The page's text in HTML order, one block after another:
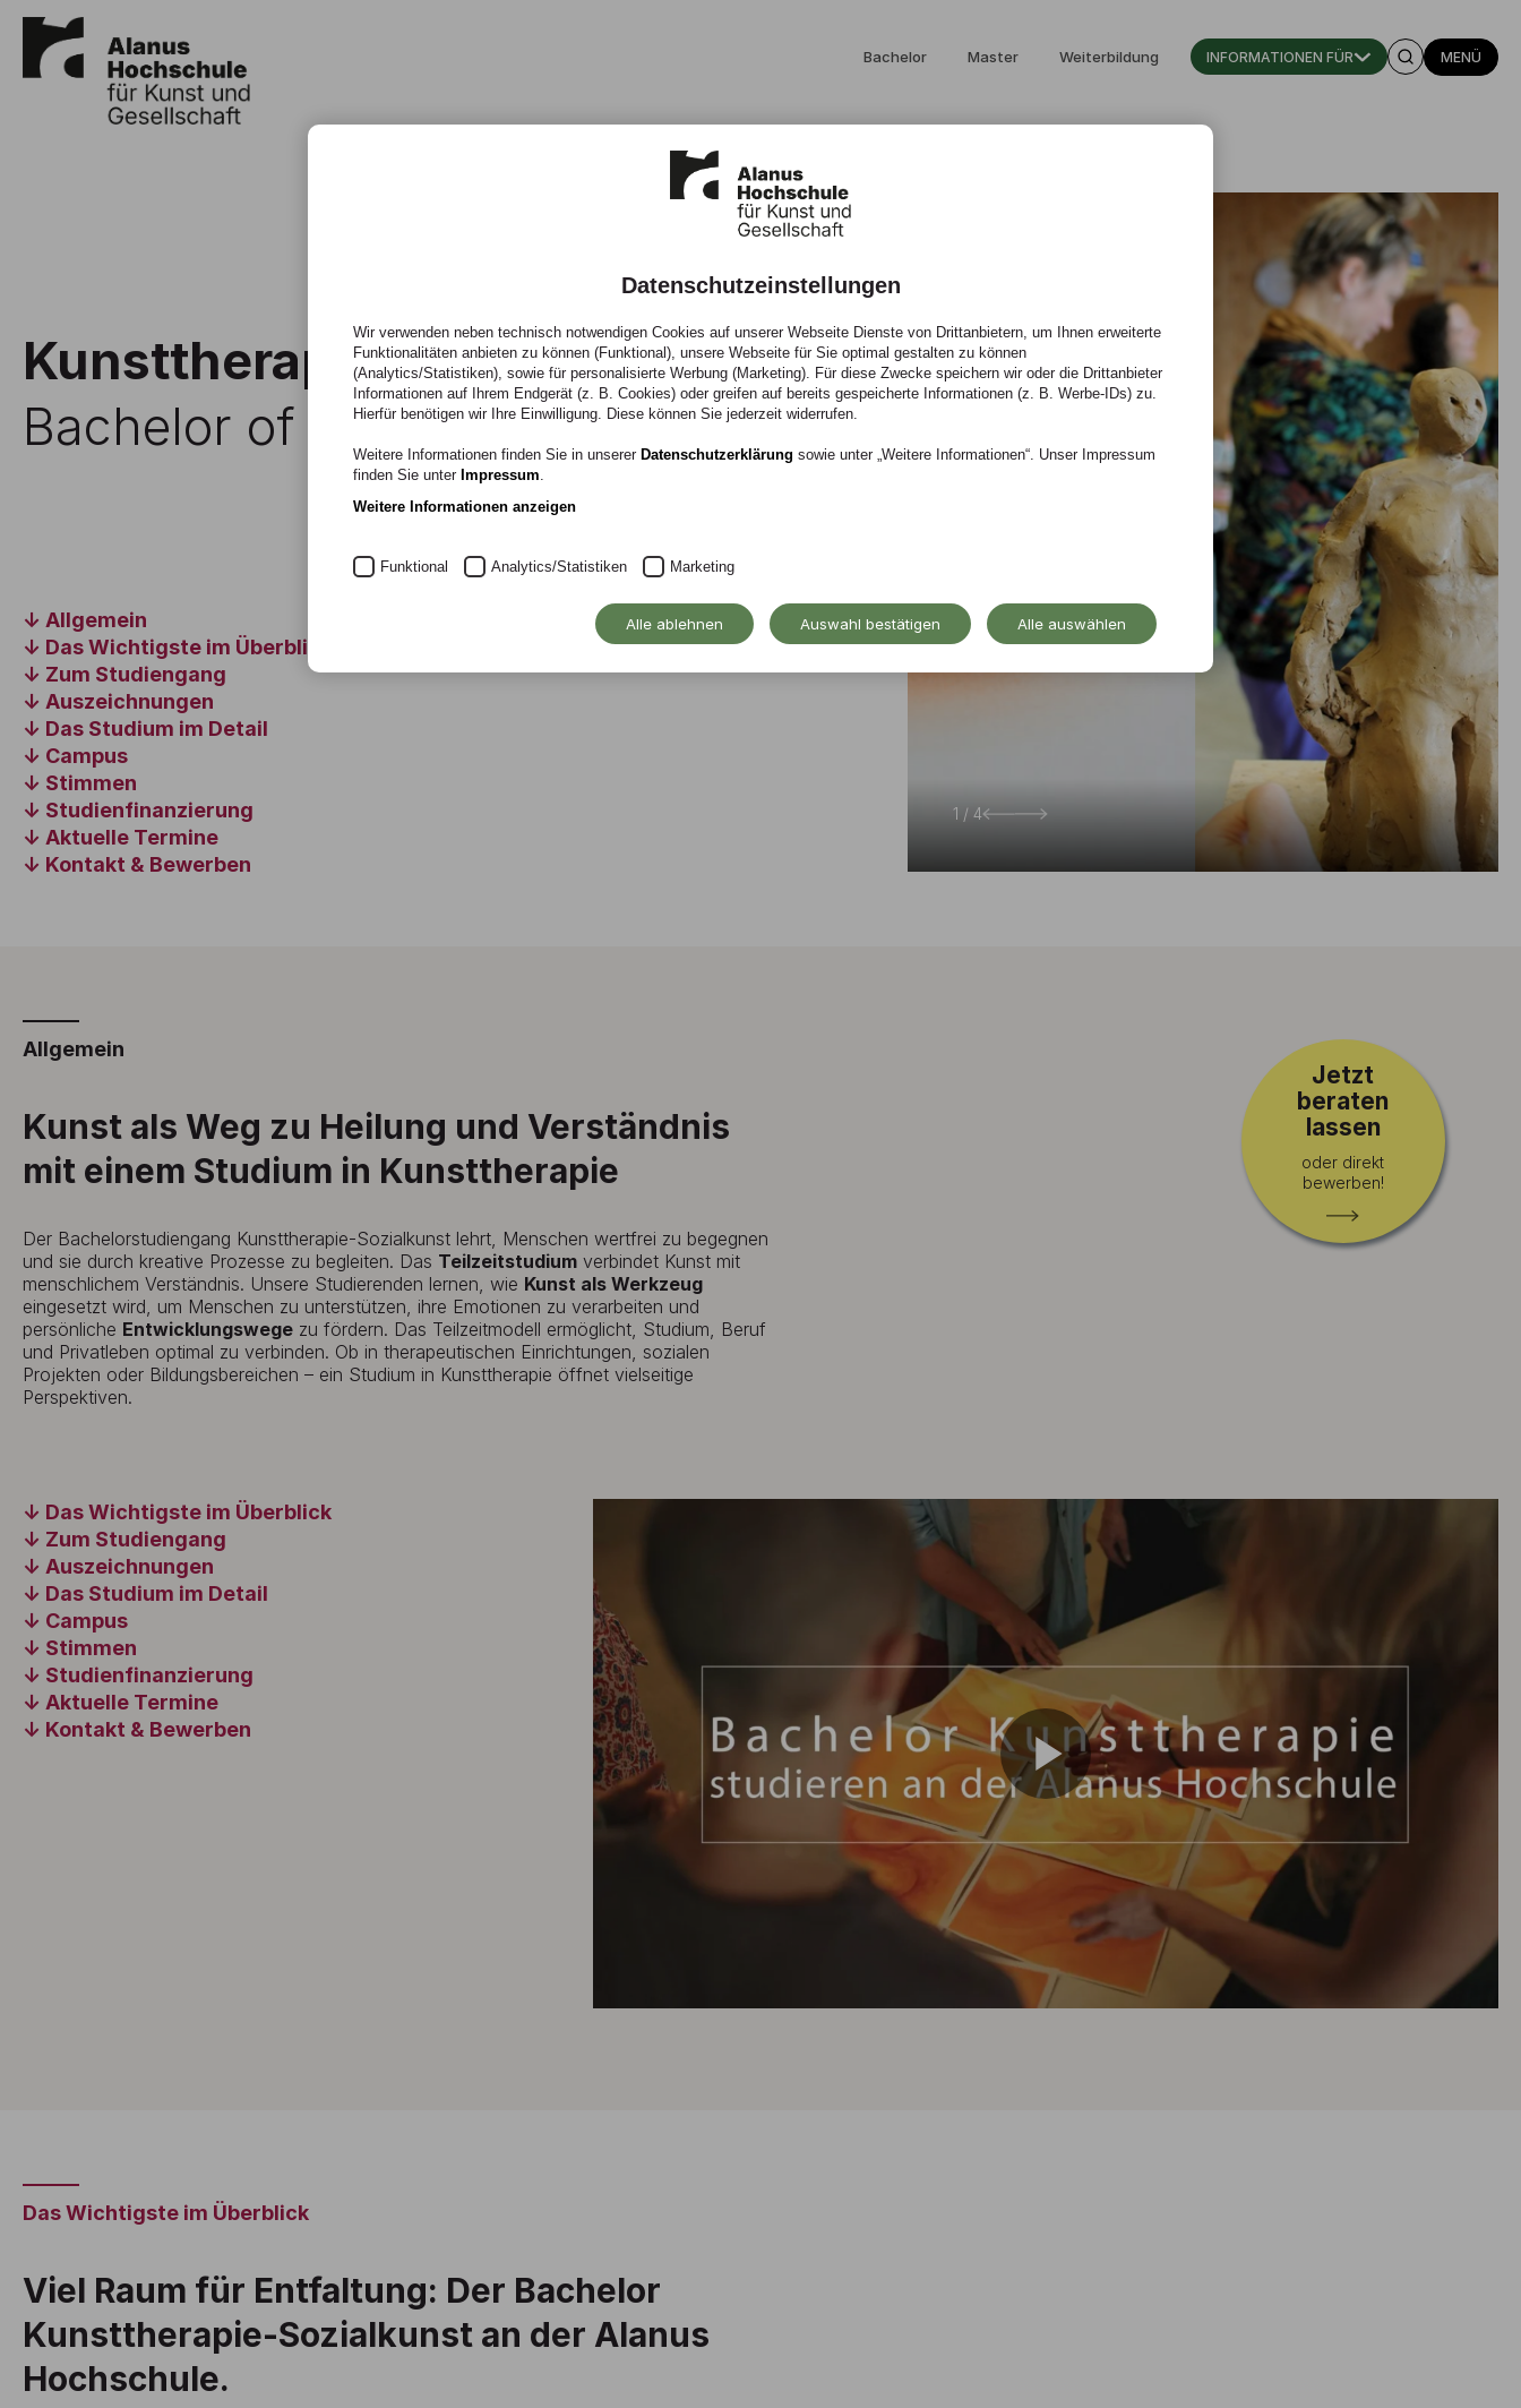
Bachelor Master Weiterbildung INFORMATIONEN FÜR MENÜ
Kunsttherapie-Sozialkunst
Bachelor of Arts / Teilzeit
2 / 4
Allgemein
Das Wichtigste im Überblick
Zum Studiengang
Auszeichnungen
Das Studium im Detail
Campus
Stimmen
Studienfinanzierung
Aktuelle Termine
Kontakt & Bewerben
Jetzt
beraten
lassen
oder direkt
bewerben!
Allgemein
Kunst als Weg zu Heilung und Verständnis
mit einem Studium in Kunsttherapie
Der Bachelorstudiengang Kunsttherapie-Sozialkunst lehrt, Menschen wertfrei zu begegnen
und sie durch kreative Prozesse zu begleiten. Das Teilzeitstudium verbindet Kunst mit
menschlichem Verständnis. Unsere Studierenden lernen, wie Kunst als Werkzeug
eingesetzt wird, um Menschen zu unterstützen, ihre Emotionen zu verarbeiten und
persönliche Entwicklungswege zu fördern. Das Teilzeitmodell ermöglicht, Studium, Beruf
und Privatleben optimal zu verbinden. Ob in therapeutischen Einrichtungen, sozialen
Projekten oder Bildungsbereichen – ein Studium in Kunsttherapie öffnet vielseitige
Perspektiven.
Das Wichtigste im Überblick
Zum Studiengang
Auszeichnungen
Das Studium im Detail
Campus
Stimmen
Studienfinanzierung
Aktuelle Termine
Kontakt & Bewerben
Das Wichtigste im Überblick
Viel Raum für Entfaltung: Der Bachelor
Kunsttherapie-Sozialkunst an der Alanus
Hochschule.
Datenschutzeinstellungen
Wir verwenden neben technisch notwendigen Cookies auf unserer Webseite Dienste von Drittanbietern, um Ihnen erweiterte
Funktionalitäten anbieten zu können (Funktional), unsere Webseite für Sie optimal gestalten zu können
(Analytics/Statistiken), sowie für personalisierte Werbung (Marketing). Für diese Zwecke speichern wir oder die Drittanbieter
Informationen auf Ihrem Endgerät (z. B. Cookies) oder greifen auf bereits gespeicherte Informationen (z. B. Werbe-IDs) zu.
Hierfür benötigen wir Ihre Einwilligung. Diese können Sie jederzeit widerrufen.
Weitere Informationen finden Sie in unserer Datenschutzerklärung sowie unter „Weitere Informationen“. Unser Impressum
finden Sie unter Impressum.
Weitere Informationen anzeigen
Funktional Analytics/Statistiken Marketing
Alle ablehnen Auswahl bestätigen Alle auswählen